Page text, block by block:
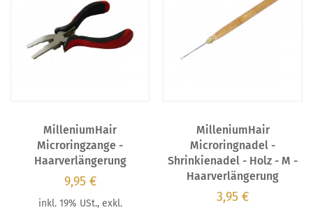
MilleniumHair
Microringzange -
Haarverlängerung
9,95 €
inkl. 19% USt., exkl.
MilleniumHair
Microringnadel -
Shrinkienadel - Holz - M -
Haarverlängerung
3,95 €